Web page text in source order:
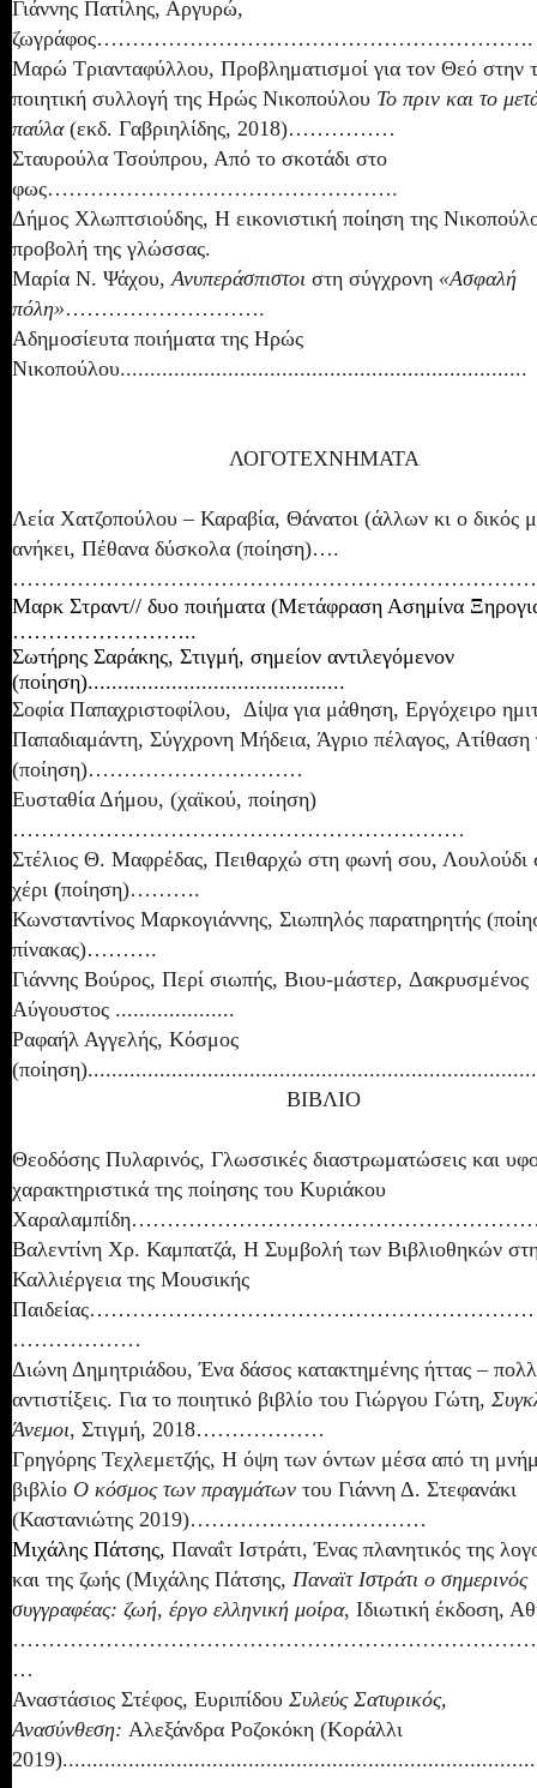
Γιάννης Πατίλης, Αργυρώ,
ζωγράφος…………………………………………………….
Μαρώ Τριανταφύλλου, Προβληματισμοί για τον Θεό στην
ποιητική συλλογή της Ηρώς Νικοπούλου Το πριν και το
παύλα(εκδ. Γαβριηλίδης, 2018)……………
Σταυρούλα Τσούπρου, Από το σκοτάδι στο
φως………………………………………….
Δήμος Χλωπτσιούδης, Η εικονιστική ποίηση της
προβολή της γλώσσας.
Μαρία Ν. Ψάχου, Ανυπεράσπιστοι στη σύγχρονη «Ασφαλή
πόλη»……………………….
Αδημοσίευτα ποιήματα της Ηρώς
Νικοπούλου....................................................................
ΛΟΓΟΤΕΧΝΗΜΑΤΑ
Λεία Χατζοπούλου – Καραβία, Θάνατοι (άλλων κι ο δικός
ανήκει, Πέθανα δύσκολα (ποίηση)….
Μαρκ Στραντ// δυο ποιήματα (Μετάφραση Ασημίνα
……………………..
Σωτήρης Σαράκης, Στιγμή, σημείον αντιλεγόμενον
(ποίηση)...........................................
Σοφία Παπαχριστοφίλου, Δίψα για μάθηση, Εργόχειρο
Παπαδιαμάντη, Σύγχρονη Μήδεια, Άγριο πέλαγος, Ατίθαση
(ποίηση)…………………………
Ευσταθία Δήμου, (χαϊκού, ποίηση)
………………………………………………………
Στέλιος Θ. Μαφρέδας, Πειθαρχώ στη φωνή σου, Λουλούδι
χέρι (ποίηση)……….
Κωνσταντίνος Μαρκογιάννης, Σιωπηλός παρατηρητής
πίνακας)……….
Γιάννης Βούρος, Περί σιωπής, Βιου-μάστερ, Δακρυσμένος
Αύγουστος ....................
Ραφαήλ Αγγελής, Κόσμος
ΒΙΒΛΙΟ
Θεοδόσης Πυλαρινός, Γλωσσικές διαστρωματώσεις και
χαρακτηριστικά της ποίησης του Κυριάκου
Βαλεντίνη Χρ. Καμπατζά, Η Συμβολή των Βιβλιοθηκών
Καλλιέργεια της Μουσικής
………………
Διώνη Δημητριάδου, Ένα δάσος κατακτημένης ήττας –
αντιστίξεις. Για το ποιητικό βιβλίο του Γιώργου Γώτη,
Άνεμοι, Στιγμή, 2018………………
Γρηγόρης Τεχλεμετζής, Η όψη των όντων μέσα από τη
βιβλίο Ο κόσμος των πραγμάτων του Γιάννη Δ. Στεφανάκι
(Καστανιώτης 2019)……………………………
Μιχάλης Πάτσης, Παναΐτ Ιστράτι, Ένας πλανητικός της
και της ζωής (Μιχάλης Πάτσης, Παναϊτ Ιστράτι ο σημερινός
συγγραφέας: ζωή, έργο ελληνική μοίρα, Ιδιωτική έκδοση,
…
Αναστάσιος Στέφος, Ευριπίδου Συλεύς Σατυρικός,
Ανασύνθεση: Αλεξάνδρα Ροζοκόκη (Κοράλλι